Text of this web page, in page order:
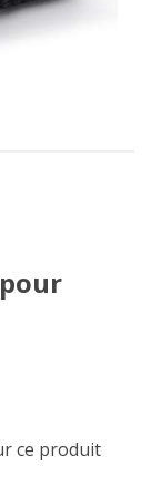
ce produit